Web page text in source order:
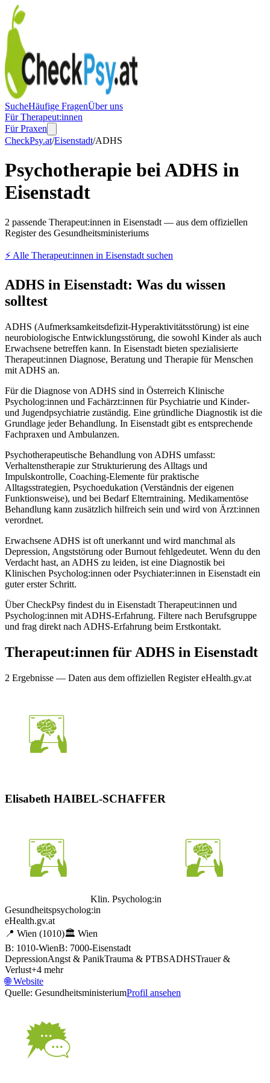
SucheHäufige FragenÜber uns
Für Therapeut:innen
Für Praxen
CheckPsy.at/Eisenstadt/ADHS
Psychotherapie bei ADHS in
Eisenstadt
2 passende Therapeut:innen in Eisenstadt — aus dem offiziellen
Register des Gesundheitsministeriums
⚡ Alle Therapeut:innen in Eisenstadt suchen
ADHS in Eisenstadt: Was du wissen
solltest
ADHS (Aufmerksamkeitsdefizit-Hyperaktivitätsstörung) ist eine
neurobiologische Entwicklungsstörung, die sowohl Kinder als auch
Erwachsene betreffen kann. In Eisenstadt bieten spezialisierte
Therapeut:innen Diagnose, Beratung und Therapie für Menschen
mit ADHS an.
Für die Diagnose von ADHS sind in Österreich Klinische
Psycholog:innen und Fachärzt:innen für Psychiatrie und Kinder-
und Jugendpsychiatrie zuständig. Eine gründliche Diagnostik ist die
Grundlage jeder Behandlung. In Eisenstadt gibt es entsprechende
Fachpraxen und Ambulanzen.
Psychotherapeutische Behandlung von ADHS umfasst:
Verhaltenstherapie zur Strukturierung des Alltags und
Impulskontrolle, Coaching-Elemente für praktische
Alltagsstrategien, Psychoedukation (Verständnis der eigenen
Funktionsweise), und bei Bedarf Elterntraining. Medikamentöse
Behandlung kann zusätzlich hilfreich sein und wird von Ärzt:innen
verordnet.
Erwachsene ADHS ist oft unerkannt und wird manchmal als
Depression, Angststörung oder Burnout fehlgedeutet. Wenn du den
Verdacht hast, an ADHS zu leiden, ist eine Diagnostik bei
Klinischen Psycholog:innen oder Psychiater:innen in Eisenstadt ein
guter erster Schritt.
Über CheckPsy findest du in Eisenstadt Therapeut:innen und
Psycholog:innen mit ADHS-Erfahrung. Filtere nach Berufsgruppe
und frag direkt nach ADHS-Erfahrung beim Erstkontakt.
Therapeut:innen für ADHS in Eisenstadt
2 Ergebnisse — Daten aus dem offiziellen Register eHealth.gv.at
Elisabeth HAIBEL-SCHAFFER
Klin. Psycholog:in
Gesundheitspsycholog:in
eHealth.gv.at
📍 Wien (1010)🏛️ Wien
B: 1010-WienB: 7000-Eisenstadt
DepressionAngst & PanikTrauma & PTBSADHSTrauer &
Verlust+4 mehr
🌐Website
Quelle: GesundheitsministeriumProfil ansehen